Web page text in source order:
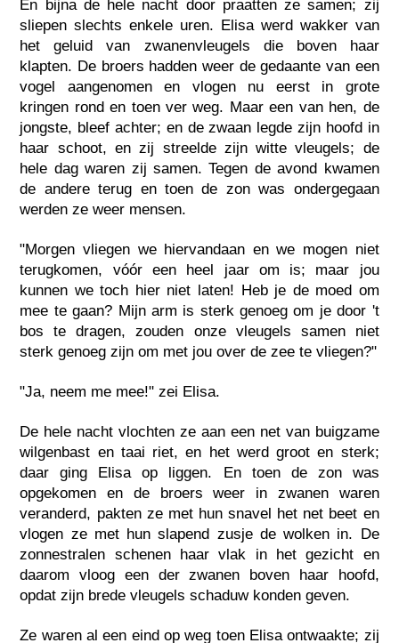
En bijna de hele nacht door praatten ze samen; zij
sliepen slechts enkele uren. Elisa werd wakker van
het geluid van zwanenvleugels die boven haar
klapten. De broers hadden weer de gedaante van een
vogel aangenomen en vlogen nu eerst in grote
kringen rond en toen ver weg. Maar een van hen, de
jongste, bleef achter; en de zwaan legde zijn hoofd in
haar schoot, en zij streelde zijn witte vleugels; de
hele dag waren zij samen. Tegen de avond kwamen
de andere terug en toen de zon was ondergegaan
werden ze weer mensen.
"Morgen vliegen we hiervandaan en we mogen niet
terugkomen, vóór een heel jaar om is; maar jou
kunnen we toch hier niet laten! Heb je de moed om
mee te gaan? Mijn arm is sterk genoeg om je door 't
bos te dragen, zouden onze vleugels samen niet
sterk genoeg zijn om met jou over de zee te vliegen?"
"Ja, neem me mee!" zei Elisa.
De hele nacht vlochten ze aan een net van buigzame
wilgenbast en taai riet, en het werd groot en sterk;
daar ging Elisa op liggen. En toen de zon was
opgekomen en de broers weer in zwanen waren
veranderd, pakten ze met hun snavel het net beet en
vlogen ze met hun slapend zusje de wolken in. De
zonnestralen schenen haar vlak in het gezicht en
daarom vloog een der zwanen boven haar hoofd,
opdat zijn brede vleugels schaduw konden geven.
Ze waren al een eind op weg toen Elisa ontwaakte; zij